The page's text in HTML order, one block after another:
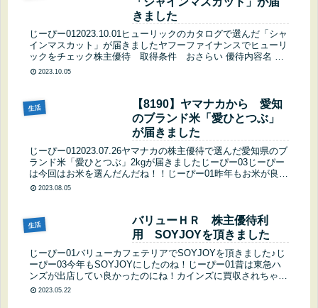
きました
じーぴー012023.10.01ヒューリックのカタログで選んだ「シャ
インマスカット」が届きましたヤフーファイナンスでヒューリ
ックをチェック株主優待 取得条件 おさらい 優待内容名 保
有株式数3,000円相当のグルメカタログギフト300株以上...
2023.10.05
生活
【8190】ヤマナカから 愛知
のブランド米「愛ひとつぶ」
が届きました
じーぴー012023.07.26ヤマナカの株主優待で選んだ愛知県のブ
ランド米「愛ひとつぶ」2kgが届きましたじーぴー03じーぴー
は今回はお米を選んだんだね！！じーぴー01昨年もお米が良か
ったんだけど、改悪のためお米を選ぶ事が出来なかったの(...
2023.08.05
生活
バリューＨＲ 株主優待利
用 SOYJOYを頂きました
じーぴー01バリューカフェテリアでSOYJOYを頂きました♪じ
ーぴー03今年もSOYJOYにしたのね！じーぴー01昔は東急ハ
ンズが出店してい良かったのにね！カインズに買収されちゃっ
たら撤退ですは～非常食の品揃えが良かっただけに残念です。
2023.05.22